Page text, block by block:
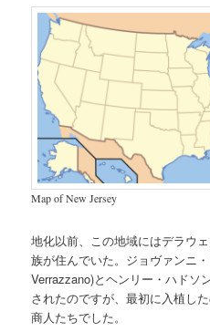
Map of New Jersey
地化以前、この地域にはデラウ
族が住んでいた。ジョヴァンニ
Verrazzano)とヘンリー・ハドソ
されたのですが、最初に入植し
商人たちでした。